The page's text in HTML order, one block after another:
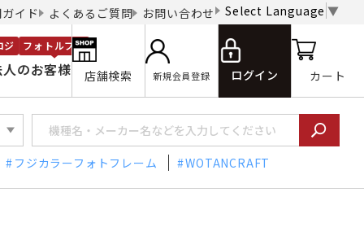
イド よくあるご質問 お問い合わせ Select Language ▼
のお客様
ジ フォトルプロ
店舗検索 新規会員登録 ログイン カート
フジカラーフォトフレーム WOTANCRAFT